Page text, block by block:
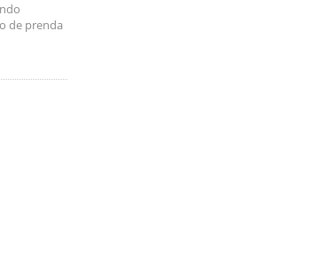
de prenda